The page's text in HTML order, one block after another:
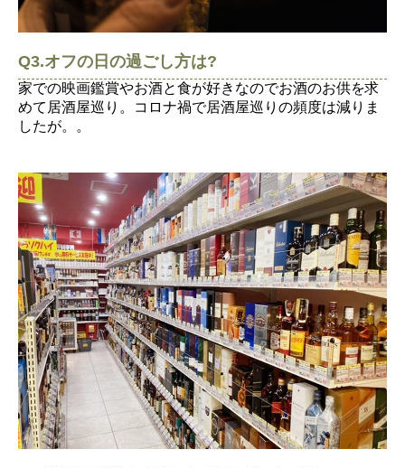
Q3.オフの日の過ごし方は?
家での映画鑑賞やお酒と食が好きなのでお酒のお供を求
めて居酒屋巡り。コロナ禍で居酒屋巡りの頻度は減りま
したが。。